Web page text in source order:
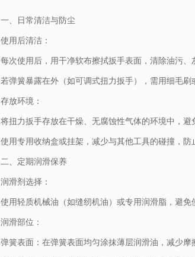
一、日常清洁与防尘
使用后清洁：
每次使用后，用干净软布擦拭扳手表面，清除油污、
若弹簧暴露在外（如可调式扭力扳手），需用细毛刷
存放环境：
将扭力扳手存放在干燥、无腐蚀性气体的环境中，避
使用专用收纳盒或挂架，减少与其他工具的碰撞，防
二、定期润滑保养
润滑剂选择：
使用轻质机械油（如缝纫机油）或专用润滑脂，避
润滑部位：
弹簧表面：在弹簧表面均匀涂抹薄层润滑油，减少摩